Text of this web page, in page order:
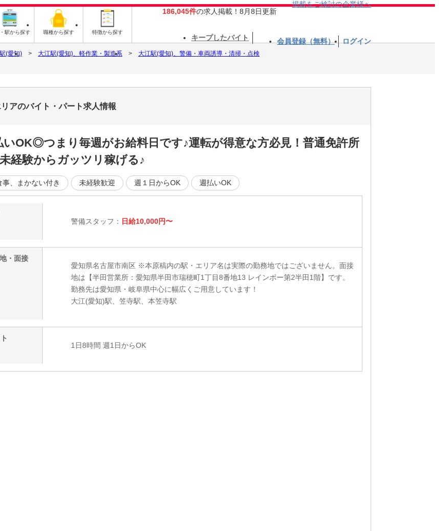
駅から探す 職種から探す 特徴から探す
186,045件の求人掲載！8月8日更新
掲載をご検討の企業様へ
キープしたバイト 会員登録（無料） ログイン
(愛知) 大江駅(愛知)、軽作業・製造系
大江駅(愛知)、警備・車両誘導・清掃・点検
アのバイト・パート求人情報
OK◎つまり毎週がお給料日です♪運転が得意な方必見！普通免許所
経験からガッツリ稼げる♪
事、まかない付き 未経験歓迎 週１日からOK 週払いOK
警備スタッフ： 日給10,000円〜
・面接
愛知県名古屋市南区 ※本原稿内の駅・エリア名は実際の勤務地ではございません。面接
地は【半田営業所：愛知県半田市瑞穂町1丁目8番地13 レインボー第2半田1階】です。
勤務先は愛知県・岐阜県中心に幅広くご用意しています！
大江(愛知)駅、笠寺駅、本笠寺駅
1日8時間 週1日からOK